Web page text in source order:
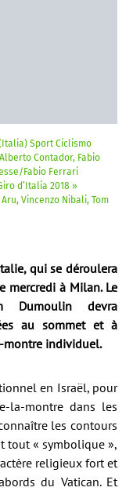
Sport Ciclismo
Contador, Fabio
Fabio Ferrari
d’Italia 2018 »
Vincenzo Nibali, Tom
qui se déroulera
mercredi à Milan. Le
Dumoulin devra
au sommet et à
montre individuel.
en Israël, pour
la-montre dans les
les contours
tout « symbolique »,
religieux fort et
du Vatican. Et